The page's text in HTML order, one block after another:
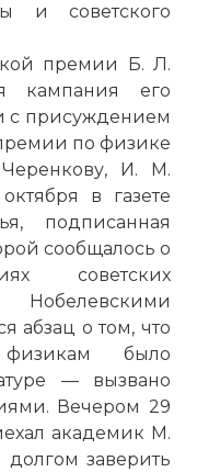
и советского
премии Б. Л.
кампания его
с присуждением
по физике
И. М.
в газете
подписанная
сообщалось о
советских
Нобелевскими
абзац о том, что
было
— вызвано
Вечером 29
академик М.
заверить